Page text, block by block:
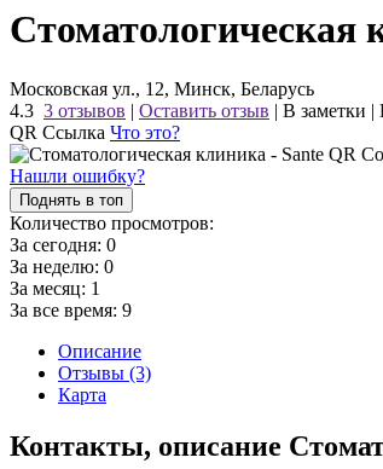
Стоматологическая
Московская ул., 12, Минск, Беларусь
4.3 3 отзывов | Оставить отзыв | В заметки |
QR Ссылка Что это?
Нашли ошибку?
Поднять в топ
Количество просмотров:
За сегодня: 0
За неделю: 0
За месяц: 1
За все время: 9
Описание
Отзывы (3)
Карта
Контакты, описание